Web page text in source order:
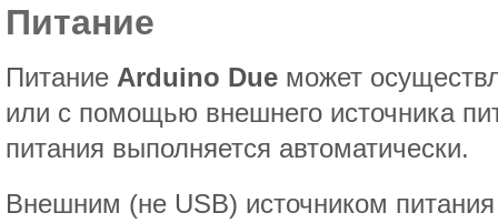
Питание
Питание Arduino Due может
или с помощью внешнего источника
питания выполняется автоматически.
Внешним (не USB) источником